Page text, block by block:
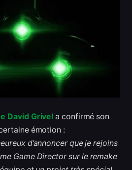
David Grivel a confirmé son
émotion :
d’annoncer que je rejoins
Game Director sur le remake